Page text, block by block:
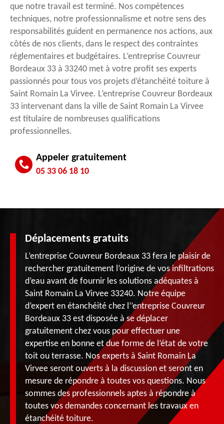
que notre travail est terminé. Nos compétences
techniques, notre professionnalisme et notre sens des
responsabilités guident en permanence nos actions, aux
côtés de nos clients, dans le respect des contraintes
réglementaires et budgétaires. L’entreprise Couvreur
Bordeaux 33 à 33240 met à votre profit ses experts
passionnés pour tous vos projets d’étanchéité toiture à
Saint Romain La Virvee. L’entreprise Couvreur Bordeaux
33 intervenant dans la ville de Saint Romain La Virvee
est titulaire de nombreuses qualifications
professionnelles.
Appeler gratuitement
05 33 06 18 10
Déplacements gratuits
L’entreprise Couvreur Bordeaux 33 fera le plaisir de
rechercher gratuitement l’origine de vos infiltrations
d’eau avant de fournir les solutions adéquates à
Saint Romain La Virvee 33240. Notre équipe
d’expert en étanchéité chez l’’entreprise Couvreur
Bordeaux 33 est disposée à se déplacer
gratuitement chez vous pour effectuer une
expertise en bonne et due forme de l’état de votre
toit ou terrasse. Nos experts à Saint Romain La
Virvee seront ouverts à la discussion et seront en
mesure de répondre à toutes vos questions. Nous
sommes des professionnels aptes à répondre à
toutes vos demandes concernant les travaux en
étanchéité toiture.